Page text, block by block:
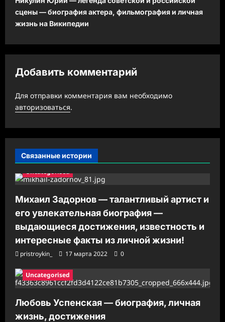
ц
и
я
з
а
и
и
сцены — биография актера, фильмография и личная
жизнь на Википедии
Добавить комментарий
Для отправки комментария вам необходимо
авторизоваться.
Связанные истории
Uncategorised
Михаил Задорнов — талантливый артист и
его увлекательная биография —
выдающиеся достижения, известность и
интересные факты из личной жизни!
pristroykin_ 17 марта 2022 0
Uncategorised
Любовь Успенская — биография, личная
жизнь, достижения